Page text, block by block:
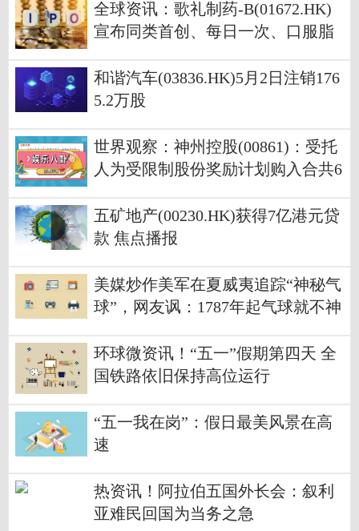
全球资讯：歌礼制药-B(01672.HK)
宣布同类首创、每日一次、口服脂
床试验达到终点
和谐汽车(03836.HK)5月2日注销176
5.2万股
世界观察：神州控股(00861)：受托
人为受限制股份奖励计划购入合共6
五矿地产(00230.HK)获得7亿港元贷
款 焦点播报
美媒炒作美军在夏威夷追踪“神秘气
球”，网友讽：1787年起气球就不神
环球微资讯！“五一”假期第四天 全
国铁路依旧保持高位运行
“五一我在岗”：假日最美风景在高
速
热资讯！阿拉伯五国外长会：叙利
亚难民回国为当务之急